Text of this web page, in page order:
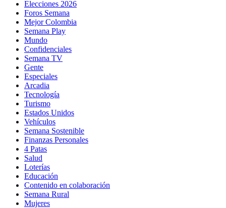
Elecciones 2026
Foros Semana
Mejor Colombia
Semana Play
Mundo
Confidenciales
Semana TV
Gente
Especiales
Arcadia
Tecnología
Turismo
Estados Unidos
Vehículos
Semana Sostenible
Finanzas Personales
4 Patas
Salud
Loterías
Educación
Contenido en colaboración
Semana Rural
Mujeres